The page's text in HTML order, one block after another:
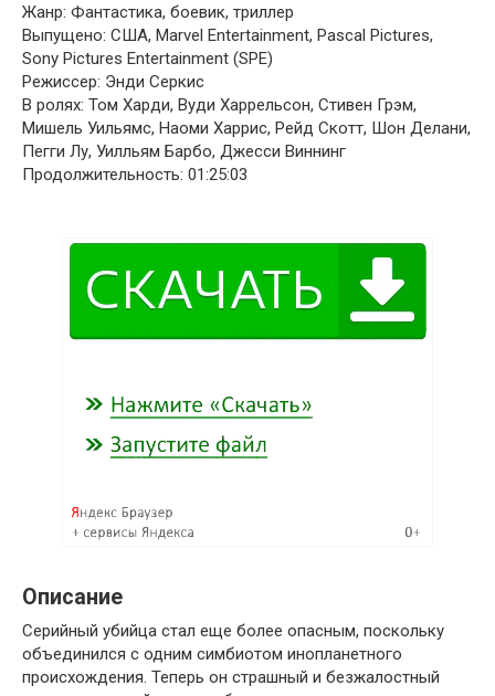
Жанр: Фантастика, боевик, триллер
Выпущено: США, Marvel Entertainment, Pascal Pictures,
Sony Pictures Entertainment (SPE)
Режиссер: Энди Серкис
В ролях: Том Харди, Вуди Харрельсон, Стивен Грэм,
Мишель Уильямс, Наоми Харрис, Рейд Скотт, Шон Делани,
Пегги Лу, Уилльям Барбо, Джесси Виннинг
Продолжительность: 01:25:03
Описание
Серийный убийца стал еще более опасным, поскольку
объединился с одним симбиотом инопланетного
происхождения. Теперь он страшный и безжалостный